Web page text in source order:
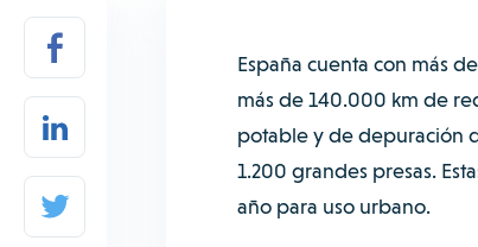
España cuenta con más
más de 140.000 km de
potable y de depuración
1.200 grandes presas.
año para uso urbano.